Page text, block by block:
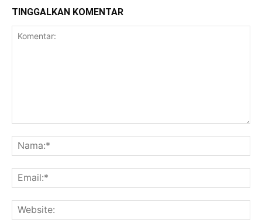
TINGGALKAN KOMENTAR